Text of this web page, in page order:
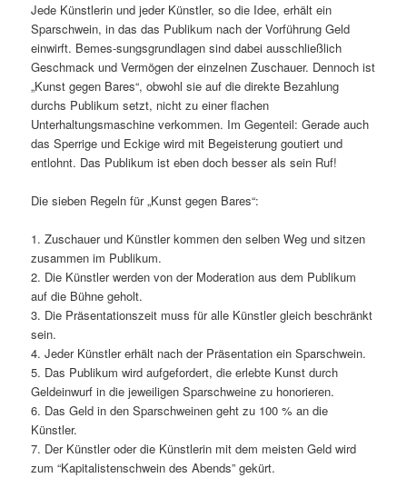
Jede Künstlerin und jeder Künstler, so die Idee, erhält ein
Sparschwein, in das das Publikum nach der Vorführung Geld
einwirft. Bemes-sungsgrundlagen sind dabei ausschließlich
Geschmack und Vermögen der einzelnen Zuschauer. Dennoch ist
„Kunst gegen Bares“, obwohl sie auf die direkte Bezahlung
durchs Publikum setzt, nicht zu einer flachen
Unterhaltungsmaschine verkommen. Im Gegenteil: Gerade auch
das Sperrige und Eckige wird mit Begeisterung goutiert und
entlohnt. Das Publikum ist eben doch besser als sein Ruf!
Die sieben Regeln für „Kunst gegen Bares“:
1. Zuschauer und Künstler kommen den selben Weg und sitzen
zusammen im Publikum.
2. Die Künstler werden von der Moderation aus dem Publikum
auf die Bühne geholt.
3. Die Präsentationszeit muss für alle Künstler gleich beschränkt
sein.
4. Jeder Künstler erhält nach der Präsentation ein Sparschwein.
5. Das Publikum wird aufgefordert, die erlebte Kunst durch
Geldeinwurf in die jeweiligen Sparschweine zu honorieren.
6. Das Geld in den Sparschweinen geht zu 100 % an die
Künstler.
7. Der Künstler oder die Künstlerin mit dem meisten Geld wird
zum “Kapitalistenschwein des Abends” gekürt.